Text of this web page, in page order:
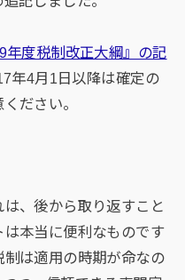
年度税制改正大綱』の記
年4月1日以降は確定の
ださい。
、後から取り返すこと
本当に便利なものです
は適用の時期が命なの